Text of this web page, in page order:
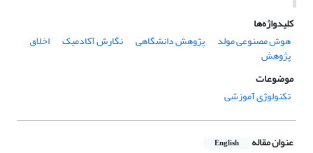
کلیدواژه‌ها
هوش مصنوعی مولد
پژوهش دانشگاهی نگارش آکادمیک اخلاق
پژوهش
موضوعات
تکنولوژی آموزشی
عنوان مقاله English